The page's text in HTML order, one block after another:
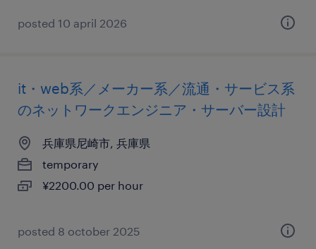
posted 10 april 2026
it・web系／メーカー系／流通・サービス系
のネットワークエンジニア・サーバー設計
兵庫県尼崎市, 兵庫県
temporary
¥2200.00 per hour
posted 8 october 2025